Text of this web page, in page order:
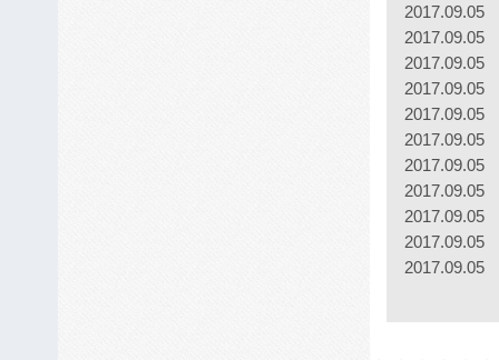
2017.09.05
2017.09.05
2017.09.05
2017.09.05
2017.09.05
2017.09.05
2017.09.05
2017.09.05
2017.09.05
2017.09.05
2017.09.05